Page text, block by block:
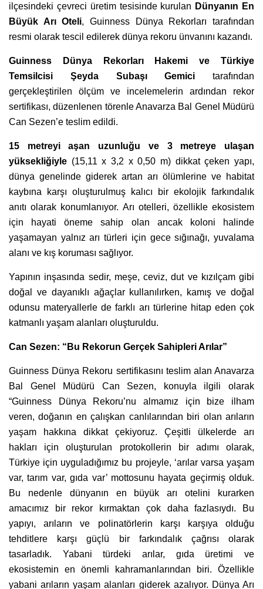
ilçesindeki çevreci üretim tesisinde kurulan Dünyanın En
Büyük Arı Oteli, Guinness Dünya Rekorları tarafından
resmi olarak tescil edilerek dünya rekoru ünvanını kazandı.
Guinness Dünya Rekorları Hakemi ve Türkiye
Temsilcisi Şeyda Subaşı Gemici tarafından
gerçekleştirilen ölçüm ve incelemelerin ardından rekor
sertifikası, düzenlenen törenle Anavarza Bal Genel Müdürü
Can Sezen’e teslim edildi.
15 metreyi aşan uzunluğu ve 3 metreye ulaşan
yüksekliğiyle (15,11 x 3,2 x 0,50 m) dikkat çeken yapı,
dünya genelinde giderek artan arı ölümlerine ve habitat
kaybına karşı oluşturulmuş kalıcı bir ekolojik farkındalık
anıtı olarak konumlanıyor. Arı otelleri, özellikle ekosistem
için hayati öneme sahip olan ancak koloni halinde
yaşamayan yalnız arı türleri için gece sığınağı, yuvalama
alanı ve kış koruması sağlıyor.
Yapının inşasında sedir, meşe, ceviz, dut ve kızılçam gibi
doğal ve dayanıklı ağaçlar kullanılırken, kamış ve doğal
odunsu materyallerle de farklı arı türlerine hitap eden çok
katmanlı yaşam alanları oluşturuldu.
Can Sezen: “Bu Rekorun Gerçek Sahipleri Arılar”
Guinness Dünya Rekoru sertifikasını teslim alan Anavarza
Bal Genel Müdürü Can Sezen, konuyla ilgili olarak
“Guinness Dünya Rekoru’nu almamız için bize ilham
veren, doğanın en çalışkan canlılarından biri olan arıların
yaşam hakkına dikkat çekiyoruz. Çeşitli ülkelerde arı
hakları için oluşturulan protokollerin bir adımı olarak,
Türkiye için uyguladığımız bu projeyle, ‘arılar varsa yaşam
var, tarım var, gıda var’ mottosunu hayata geçirmiş olduk.
Bu nedenle dünyanın en büyük arı otelini kurarken
amacımız bir rekor kırmaktan çok daha fazlasıydı. Bu
yapıyı, arıların ve polinatörlerin karşı karşıya olduğu
tehditlere karşı güçlü bir farkındalık çağrısı olarak
tasarladık. Yabani türdeki arılar, gıda üretimi ve
ekosistemin en önemli kahramanlarından biri. Özellikle
yabani arıların yaşam alanları giderek azalıyor. Dünya Arı